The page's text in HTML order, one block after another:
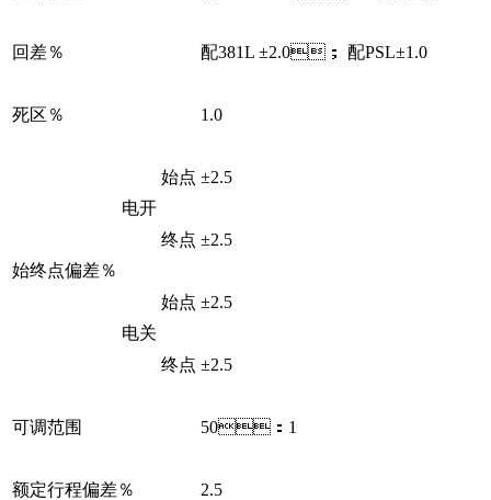
回差％ 配381L ±2.0； 配PSL±1.0
死区％ 1.0
始终点偏差％
电开
始点 ±2.5
终点 ±2.5
电关
始点 ±2.5
终点 ±2.5
可调范围 50：1
额定行程偏差％ 2.5